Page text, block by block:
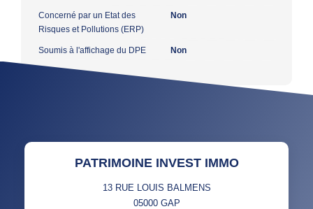
Concerné par un Etat des
Risques et Pollutions (ERP)
Non
Soumis à l'affichage du DPE Non
PATRIMOINE INVEST IMMO
13 RUE LOUIS BALMENS
05000 GAP